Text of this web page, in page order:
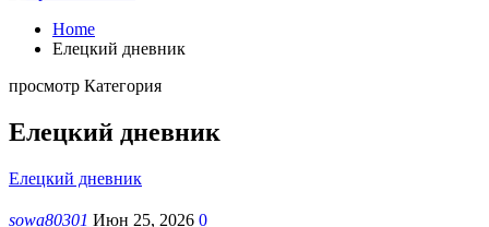
Home
Елецкий дневник
просмотр Категория
Елецкий дневник
Елецкий дневник
sowa80301 Июн 25, 2026 0